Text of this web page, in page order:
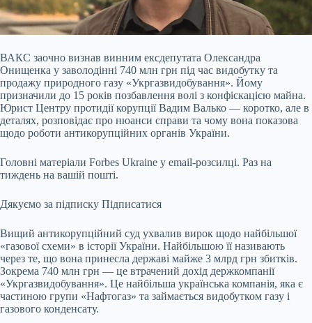
ВАКС заочно визнав винним ексдепутата Олександра
Онищенка у заволодінні 740 млн грн під час видобутку та
продажу природного газу «Укргазвидобування». Йому
призначили до 15 років позбавлення волі з конфіскацією майна.
Юрист Центру протидії корупції Вадим Валько — коротко, але в
деталях, розповідає про нюанси справи та чому вона показова
щодо роботи антикорупційних органів України.
Головні матеріали Forbes Ukraine у email-розсилці. Раз на
тиждень на вашій пошті.
Дякуємо за підписку Підписатися
Вищий антикорупційний суд ухвалив вирок щодо найбільшої
«газової схеми» в історії України. Найбільшою її називають
через те, що вона принесла державі майже 3 млрд грн збитків.
Зокрема 740 млн грн — це втрачений дохід держкомпанії
«Укргазвидобування». Це найбільша українська компанія, яка є
частиною групи «Нафтогаз» та займається видобутком газу і
газового конденсату.